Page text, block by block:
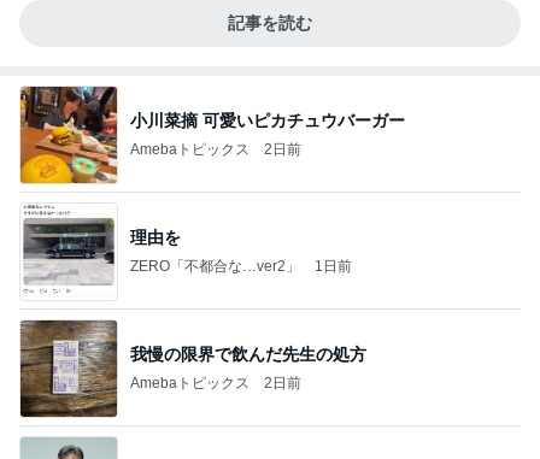
記事を読む
小川菜摘 可愛いピカチュウバーガー
Amebaトピックス 2日前
理由を
ZERO「不都合な…ver2」 1日前
我慢の限界で飲んだ先生の処方
Amebaトピックス 2日前